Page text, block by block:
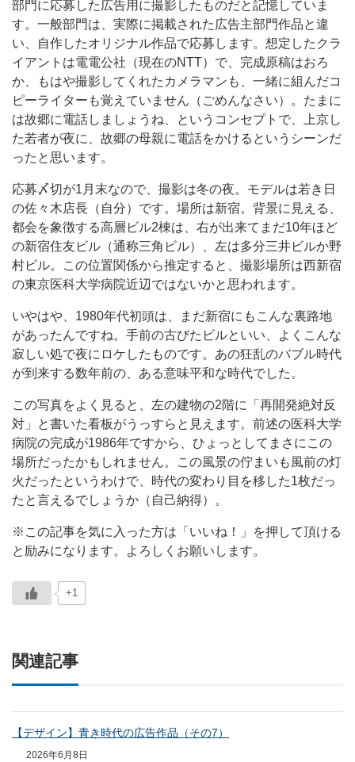
部門に応募した広告用に撮影したものだと記憶していま
す。一般部門は、実際に掲載された広告主部門作品と違
い、自作したオリジナル作品で応募します。想定したクラ
イアントは電電公社（現在のNTT）で、完成原稿はおろ
か、もはや撮影してくれたカメラマンも、一緒に組んだコ
ピーライターも覚えていません（ごめんなさい）。たまに
は故郷に電話しましょうね、というコンセプトで、上京し
た若者が夜に、故郷の母親に電話をかけるというシーンだ
ったと思います。
応募〆切が1月末なので、撮影は冬の夜。モデルは若き日
の佐々木店長（自分）です。場所は新宿。背景に見える、
都会を象徴する高層ビル2棟は、右が出来てまだ10年ほど
の新宿住友ビル（通称三角ビル）、左は多分三井ビルか野
村ビル。この位置関係から推定すると、撮影場所は西新宿
の東京医科大学病院近辺ではないかと思われます。
いやはや、1980年代初頭は、まだ新宿にもこんな裏路地
があったんですね。手前の古びたビルといい、よくこんな
寂しい処で夜にロケしたものです。あの狂乱のバブル時代
が到来する数年前の、ある意味平和な時代でした。
この写真をよく見ると、左の建物の2階に「再開発絶対反
対」と書いた看板がうっすらと見えます。前述の医科大学
病院の完成が1986年ですから、ひょっとしてまさにこの
場所だったかもしれません。この風景の佇まいも風前の灯
火だったというわけで、時代の変わり目を移した1枚だっ
たと言えるでしょうか（自己納得）。
※この記事を気に入った方は「いいね！」を押して頂ける
と励みになります。よろしくお願いします。
+1
関連記事
【デザイン】青き時代の広告作品（その7）
2026年6月8日